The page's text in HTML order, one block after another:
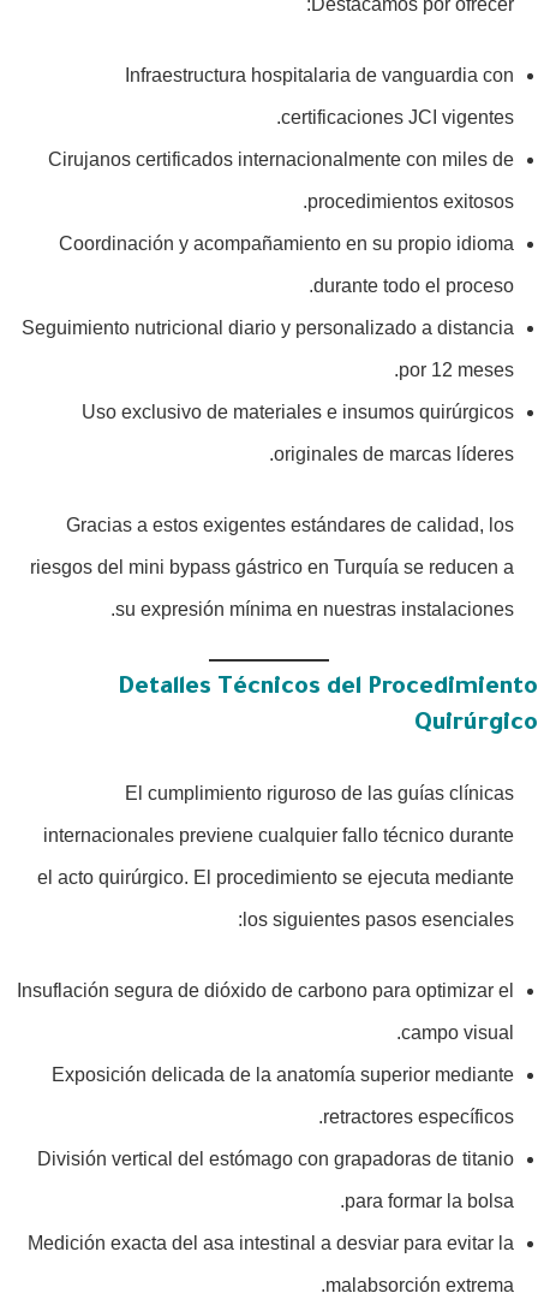
Infraestructura hospitalaria de vanguardia con
certificaciones JCI vigentes.
Cirujanos certificados internacionalmente con miles de
procedimientos exitosos.
Coordinación y acompañamiento en su propio idioma
durante todo el proceso.
Seguimiento nutricional diario y personalizado a distancia
por 12 meses.
Uso exclusivo de materiales e insumos quirúrgicos
originales de marcas líderes.
Gracias a estos exigentes estándares de calidad, los
riesgos del mini bypass gástrico en Turquía se reducen a
su expresión mínima en nuestras instalaciones.
Detalles Técnicos del Procedimiento
Quirúrgico
El cumplimiento riguroso de las guías clínicas
internacionales previene cualquier fallo técnico durante
el acto quirúrgico. El procedimiento se ejecuta mediante
los siguientes pasos esenciales:
Insuflación segura de dióxido de carbono para optimizar el
campo visual.
Exposición delicada de la anatomía superior mediante
retractores específicos.
División vertical del estómago con grapadoras de titanio
para formar la bolsa.
Medición exacta del asa intestinal a desviar para evitar la
malabsorción extrema.